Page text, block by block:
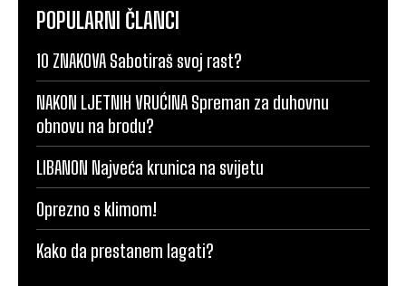
POPULARNI ČLANCI
10 ZNAKOVA Sabotiraš svoj rast?
NAKON LJETNIH VRUĆINA Spreman za duhovnu
obnovu na brodu?
LIBANON Najveća krunica na svijetu
Oprezno s klimom!
Kako da prestanem lagati?